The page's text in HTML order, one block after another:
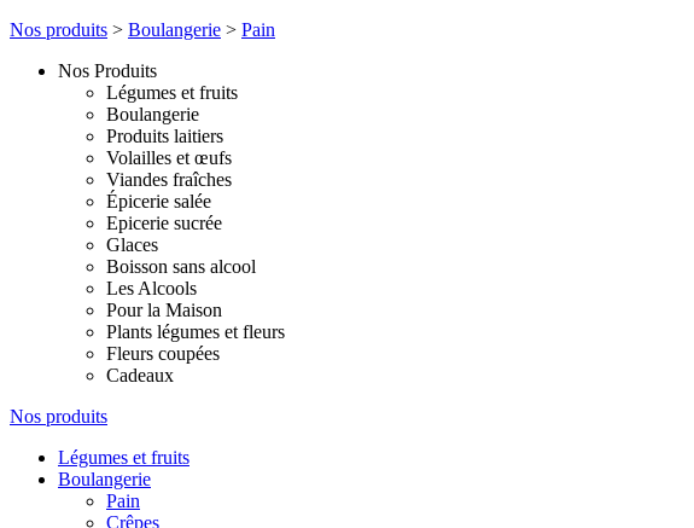
Nos produits > Boulangerie > Pain
Nos Produits
Légumes et fruits
Boulangerie
Produits laitiers
Volailles et œufs
Viandes fraîches
Épicerie salée
Epicerie sucrée
Glaces
Boisson sans alcool
Les Alcools
Pour la Maison
Plants légumes et fleurs
Fleurs coupées
Cadeaux
Nos produits
Légumes et fruits
Boulangerie
Pain
Crêpes